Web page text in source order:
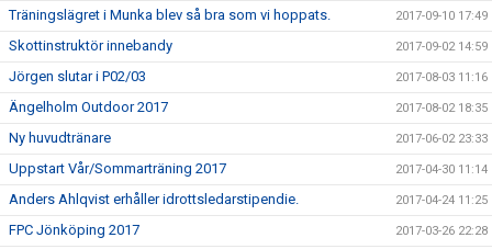
Träningslägret i Munka blev så bra som vi hoppats. 2017-09-10 17:49
Skottinstruktör innebandy 2017-09-02 14:59
Jörgen slutar i P02/03 2017-08-03 11:16
Ängelholm Outdoor 2017 2017-08-02 18:35
Ny huvudtränare 2017-06-02 23:33
Uppstart Vår/Sommarträning 2017 2017-04-30 11:14
Anders Ahlqvist erhåller idrottsledarstipendie. 2017-04-24 11:25
FPC Jönköping 2017 2017-03-26 22:28